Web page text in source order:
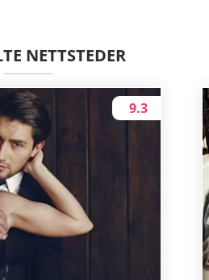
NETTSTEDER
9.3